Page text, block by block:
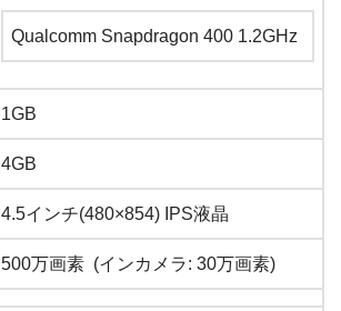
Qualcomm Snapdragon 400 1.2GHz
1GB
4GB
4.5インチ(480×854) IPS液晶
500万画素 (インカメラ: 30万画素)